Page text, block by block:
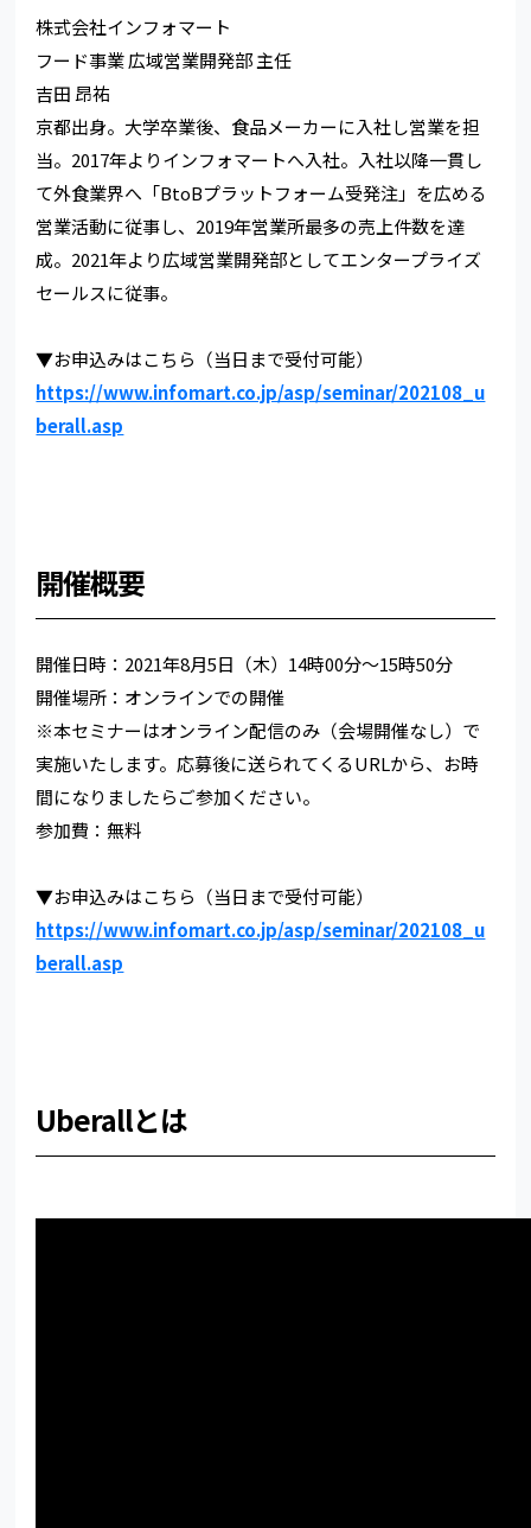
株式会社インフォマート
フード事業 広域営業開発部 主任
吉田 昂祐
京都出身。大学卒業後、食品メーカーに入社し営業を担
当。2017年よりインフォマートへ入社。入社以降一貫し
て外食業界へ「BtoBプラットフォーム受発注」を広める
営業活動に従事し、2019年営業所最多の売上件数を達
成。2021年より広域営業開発部としてエンタープライズ
セールスに従事。
▼お申込みはこちら（当日まで受付可能）
https://www.infomart.co.jp/asp/seminar/202108_u
berall.asp
開催概要
開催日時：2021年8月5日（木）14時00分～15時50分
開催場所：オンラインでの開催
※本セミナーはオンライン配信のみ（会場開催なし）で
実施いたします。応募後に送られてくるURLから、お時
間になりましたらご参加ください。
参加費：無料
▼お申込みはこちら（当日まで受付可能）
https://www.infomart.co.jp/asp/seminar/202108_u
berall.asp
Uberallとは